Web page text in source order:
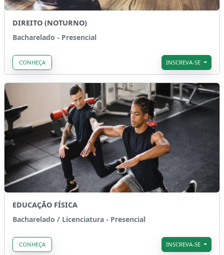
DIREITO (NOTURNO)
Bacharelado - Presencial
CONHEÇA INSCREVA-SE
EDUCAÇÃO FÍSICA
Bacharelado / Licenciatura - Presencial
CONHEÇA INSCREVA-SE